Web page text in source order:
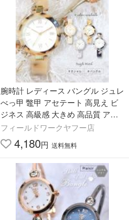
腕時計 レディース バングル ジュレ
べっ甲 鼈甲 アセテート 高見え ビ
ジネス 高級感 大きめ 高品質 アク
セサリー 雑貨 小物 可愛い プチプ
ラ フィールドワーク
フィールドワークヤフー店
4,180円 送料無料